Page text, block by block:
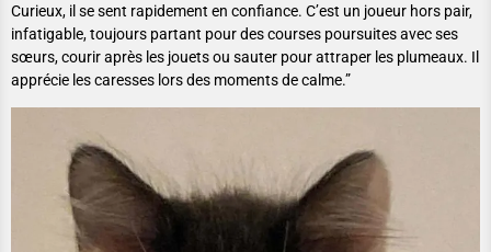
Curieux, il se sent rapidement en confiance. C’est un joueur hors pair,
infatigable, toujours partant pour des courses poursuites avec ses
sœurs, courir après les jouets ou sauter pour attraper les plumeaux. Il
apprécie les caresses lors des moments de calme.”